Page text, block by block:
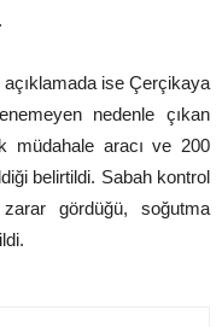
açıklamada ise Çerçikaya
nedenle çıkan
müdahale aracı ve 200
belirtildi. Sabah kontrol
gördüğü, soğutma